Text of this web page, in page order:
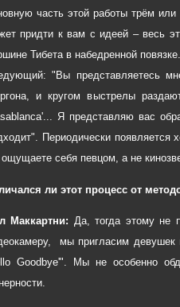
часть этой работы трём
придти к вам с идеей – весь
Тибета в набедренной
"Вы представляетесь
и кругом выстрелы
'... Я представляю вас
Периодически появляется
себя певцом, а не
ли этот процесс от
Маккартни: Да, тогда этому не
мы пригласим
Goodbye'".
Мы не особенно